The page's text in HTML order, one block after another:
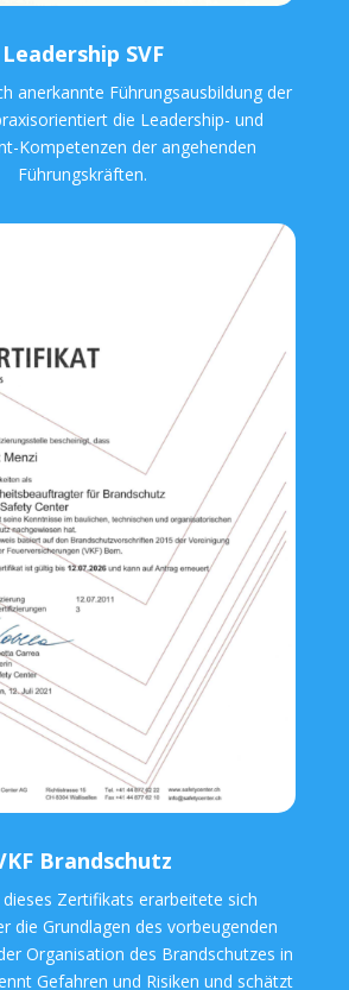
Leadership SVF
anerkannte Führungsausbildung der
die Leadership- und
Kompetenzen der angehenden
Führungskräften.
Brandschutz
Zertifikats erarbeitete sich
die Grundlagen des vorbeugenden
Organisation des Brandschutzes in
Gefahren und Risiken und schätzt